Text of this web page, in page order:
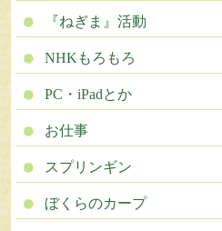
『ねぎま』活動
NHKもろもろ
PC・iPadとか
お仕事
スプリンギン
ぼくらのカープ